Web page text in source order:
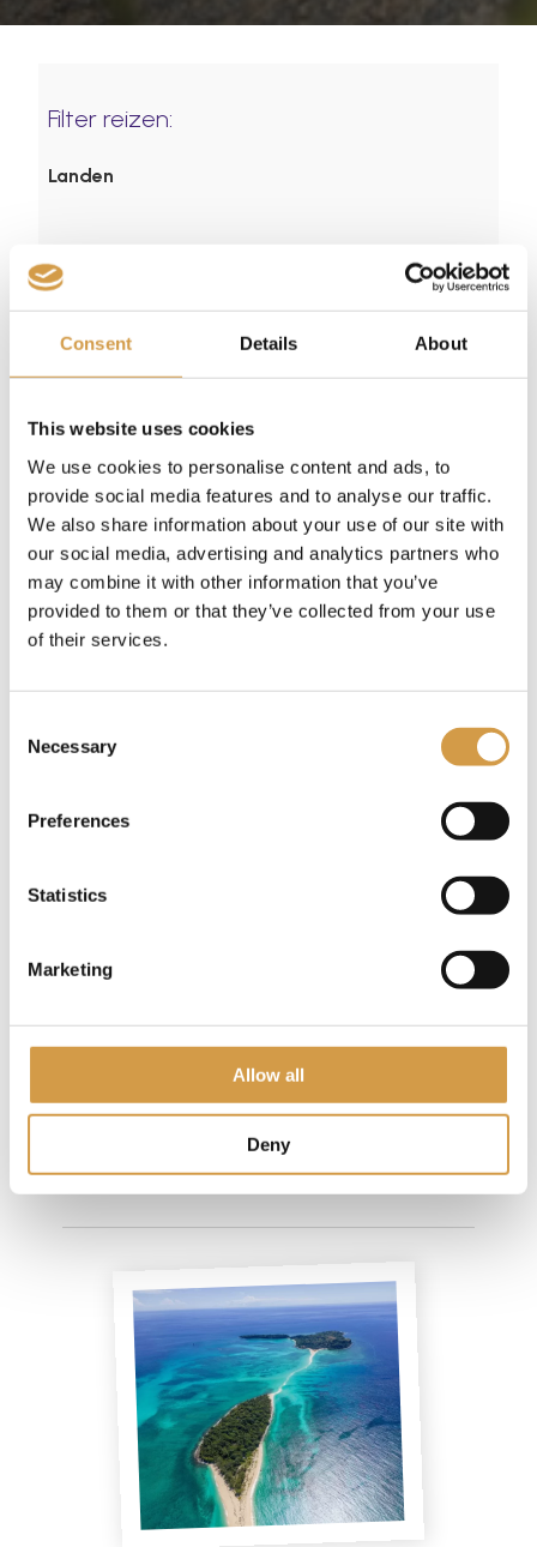
Consent Details About
This website uses cookies
We use cookies to personalise content and ads, to
provide social media features and to analyse our traffic.
We also share information about your use of our site with
our social media, advertising and analytics partners who
may combine it with other information that you’ve
provided to them or that they’ve collected from your use
of their services.
Selection
Necessary
Preferences
Statistics
Marketing
Allow all
Deny
Filter reizen:
Landen
Soort reis
Reisduur
Budget
13dagen
Meer informatie